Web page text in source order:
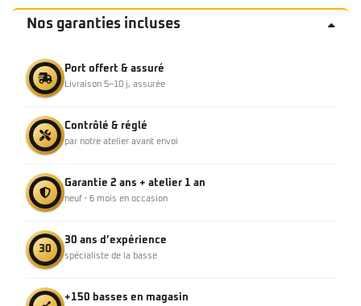
Nos garanties incluses
Port offert & assuré
Livraison 5–10 j, assurée
Contrôlé & réglé
par notre atelier avant envoi
Garantie 2 ans + atelier 1 an
neuf · 6 mois en occasion
30
30 ans d’expérience
spécialiste de la basse
+150 basses en magasin